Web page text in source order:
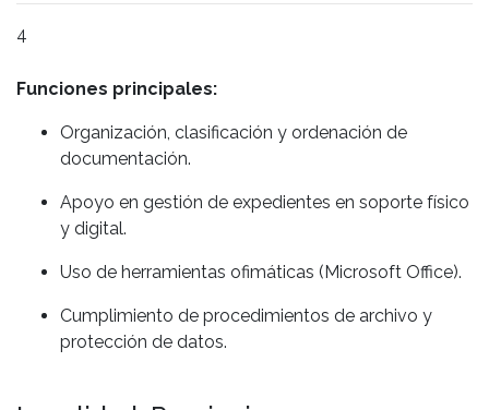
4
Funciones principales:
Organización, clasificación y ordenación de
documentación.
Apoyo en gestión de expedientes en soporte físico
y digital.
Uso de herramientas ofimáticas (Microsoft Office).
Cumplimiento de procedimientos de archivo y
protección de datos.